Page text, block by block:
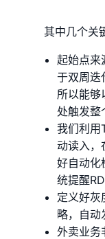
其中几个关
起始点来
于双周迭
所以能
处触发整
我们利用
动读入，
好自动化
统提醒
定义好灰
略，自动
外卖业务